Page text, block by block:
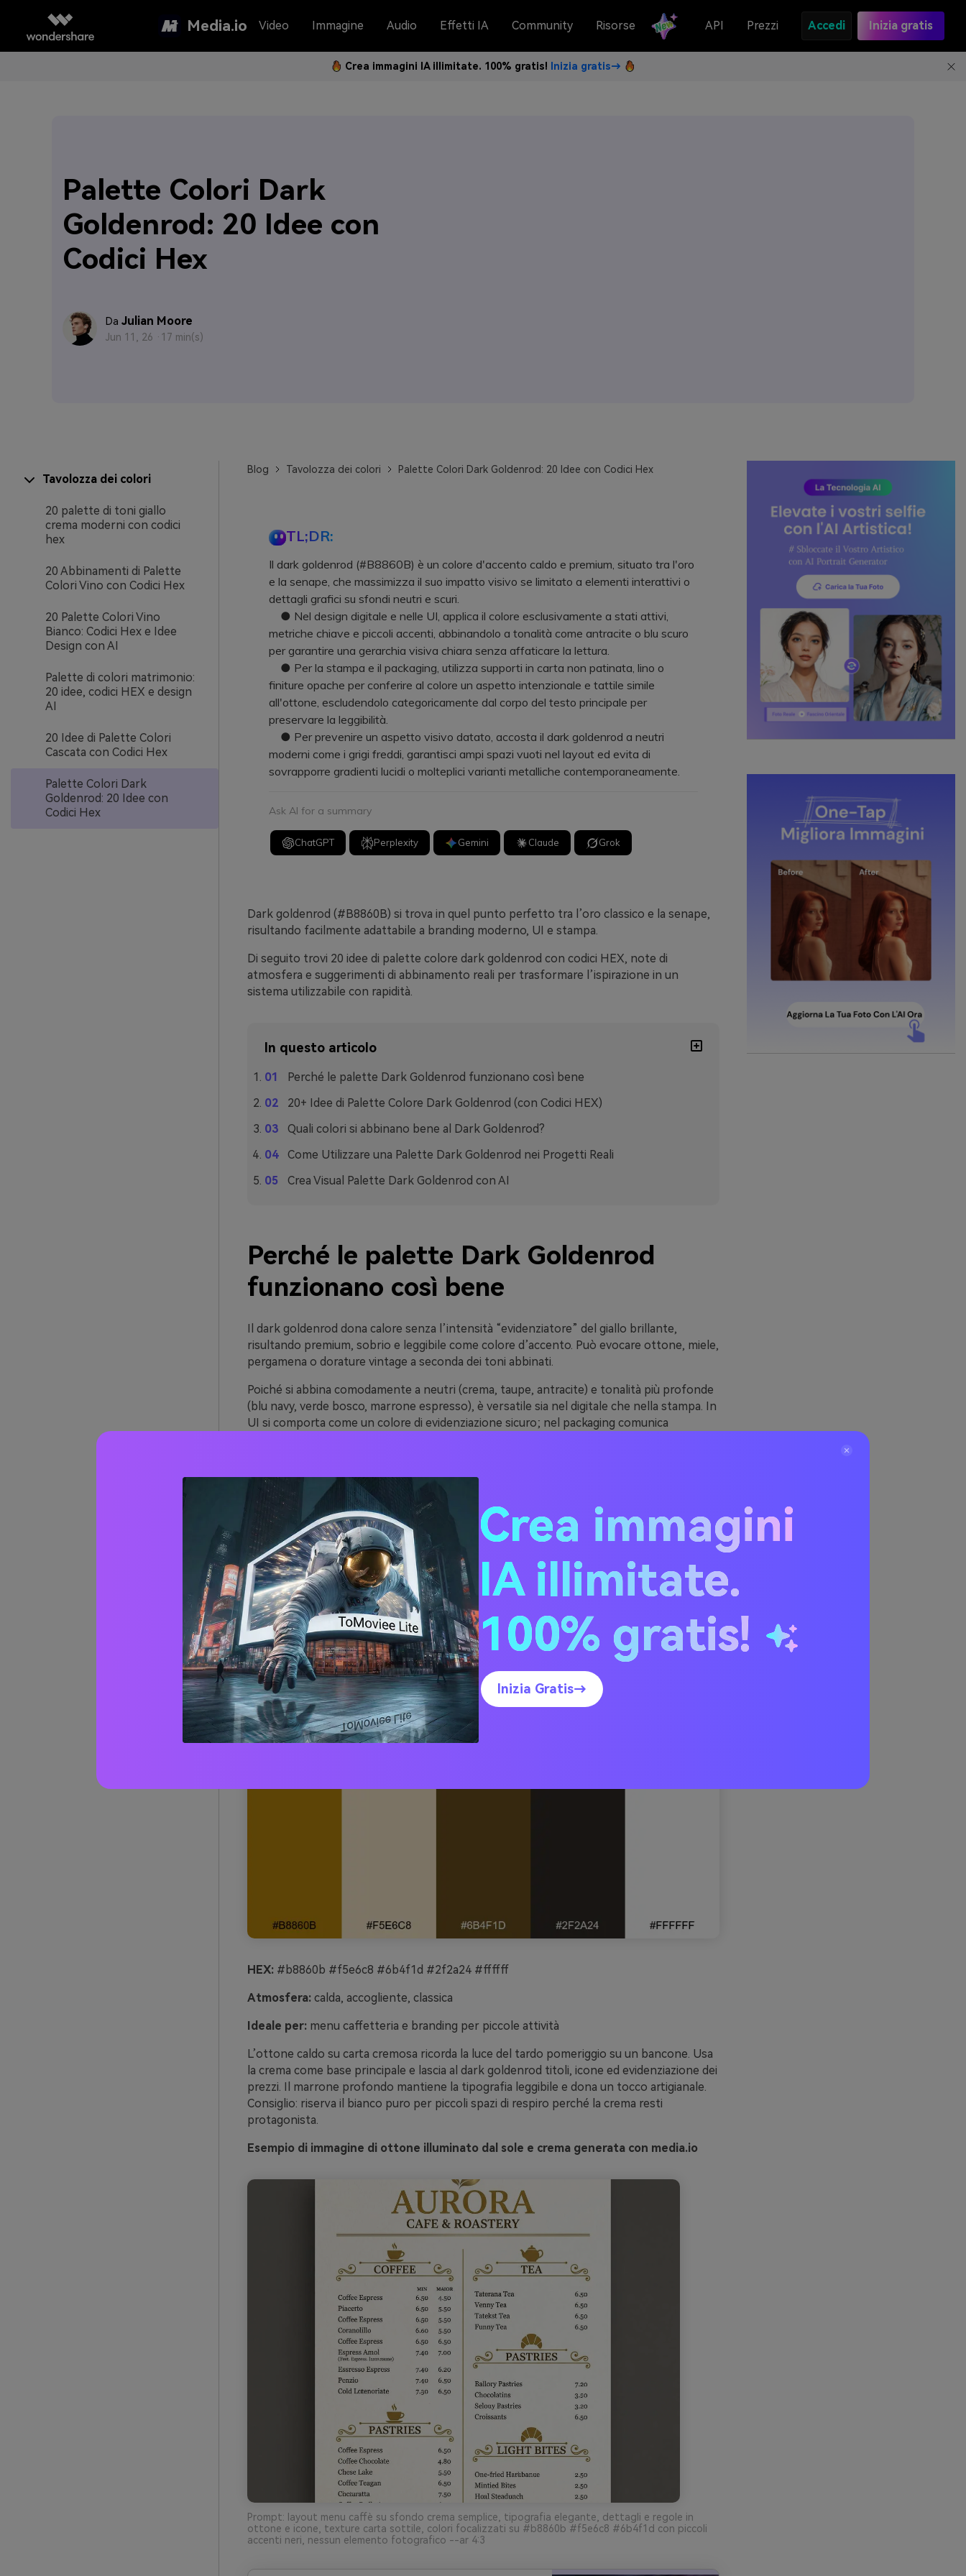
Media.io Video Immagine Audio Effetti IA Community Risorse API Prezzi Accedi Inizia gratis
Crea immagini IA illimitate. 100% gratis! Inizia gratis→
Palette Colori Dark
Goldenrod: 20 Idee con
Codici Hex
Da Julian Moore
Jun 11, 26 · 17 min(s)
Tavolozza dei colori
20 palette di toni giallo
crema moderni con codici
hex
20 Abbinamenti di Palette
Colori Vino con Codici Hex
20 Palette Colori Vino
Bianco: Codici Hex e Idee
Design con AI
Palette di colori matrimonio:
20 idee, codici HEX e design
AI
20 Idee di Palette Colori
Cascata con Codici Hex
Palette Colori Dark
Goldenrod: 20 Idee con
Codici Hex
Blog Tavolozza dei colori Palette Colori Dark Goldenrod: 20 Idee con Codici Hex
TL;DR:
Il dark goldenrod (#B8860B) è un colore d'accento caldo e premium, situato tra l'oro
e la senape, che massimizza il suo impatto visivo se limitato a elementi interattivi o
dettagli grafici su sfondi neutri e scuri.
● Nel design digitale e nelle UI, applica il colore esclusivamente a stati attivi,
metriche chiave e piccoli accenti, abbinandolo a tonalità come antracite o blu scuro
per garantire una gerarchia visiva chiara senza affaticare la lettura.
● Per la stampa e il packaging, utilizza supporti in carta non patinata, lino o
finiture opache per conferire al colore un aspetto intenzionale e tattile simile
all'ottone, escludendolo categoricamente dal corpo del testo principale per
preservare la leggibilità.
● Per prevenire un aspetto visivo datato, accosta il dark goldenrod a neutri
moderni come i grigi freddi, garantisci ampi spazi vuoti nel layout ed evita di
sovrapporre gradienti lucidi o molteplici varianti metalliche contemporaneamente.
Ask AI for a summary
ChatGPT Perplexity Gemini Claude Grok
Dark goldenrod (#B8860B) si trova in quel punto perfetto tra l’oro classico e la senape,
risultando facilmente adattabile a branding moderno, UI e stampa.
Di seguito trovi 20 idee di palette colore dark goldenrod con codici HEX, note di
atmosfera e suggerimenti di abbinamento reali per trasformare l’ispirazione in un
sistema utilizzabile con rapidità.
In questo articolo
Perché le palette Dark Goldenrod funzionano così bene
20+ Idee di Palette Colore Dark Goldenrod (con Codici HEX)
Quali colori si abbinano bene al Dark Goldenrod?
Come Utilizzare una Palette Dark Goldenrod nei Progetti Reali
Crea Visual Palette Dark Goldenrod con AI
Perché le palette Dark Goldenrod
funzionano così bene
Il dark goldenrod dona calore senza l’intensità “evidenziatore” del giallo brillante,
risultando premium, sobrio e leggibile come colore d’accento. Può evocare ottone, miele,
pergamena o dorature vintage a seconda dei toni abbinati.
Poiché si abbina comodamente a neutri (crema, taupe, antracite) e tonalità più profonde
(blu navy, verde bosco, marrone espresso), è versatile sia nel digitale che nella stampa. In
UI si comporta come un colore di evidenziazione sicuro; nel packaging comunica
opache. Questi materiali rendono il goldenrod intenzionale e tattile, non sgargiante.
20+ Idee di Palette Colore Dark
Goldenrod (con Codici HEX)
1) Ottone illuminato dal sole e crema
HEX:#b8860b #f5e6c8 #6b4f1d #2f2a24 #ffffff
Atmosfera:calda, accogliente, classica
Ideale per:menu caffetteria e branding per piccole attività
L’ottone caldo su carta cremosa ricorda la luce del tardo pomeriggio su un bancone. Usa
la crema come base principale e lascia al dark goldenrod titoli, icone ed evidenziazione dei
prezzi. Il marrone profondo mantiene la tipografia leggibile e dona un tocco artigianale.
Consiglio: riserva il bianco puro per piccoli spazi di respiro perché la crema resti
protagonista.
Esempio di immagine di ottone illuminato dal sole e crema generata con media.io
Prompt: layout menu caffè su sfondo crema semplice, tipografia elegante, dettagli e regole in
ottone e icone, texture carta sottile, colori focalizzati su #b8860b #f5e6c8 #6b4f1d con piccoli
accenti neri, nessun elemento fotografico --ar 4:3
Crea immagini
IA illimitate.
100% gratis!
Inizia Gratis→